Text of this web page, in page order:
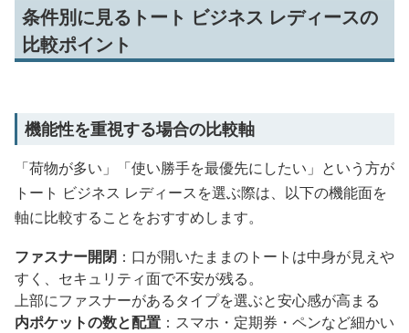
条件別に見るトート ビジネス レディースの
比較ポイント
機能性を重視する場合の比較軸
「荷物が多い」「使い勝手を最優先にしたい」という方が
トート ビジネス レディースを選ぶ際は、以下の機能面を
軸に比較することをおすすめします。
ファスナー開閉 ：口が開いたままのトートは中身が見えや
すく、セキュリティ面で不安が残る。
上部にファスナーがあるタイプを選ぶと安心感が高まる
内ポケットの数と配置 ：スマホ・定期券・ペンなど細かい